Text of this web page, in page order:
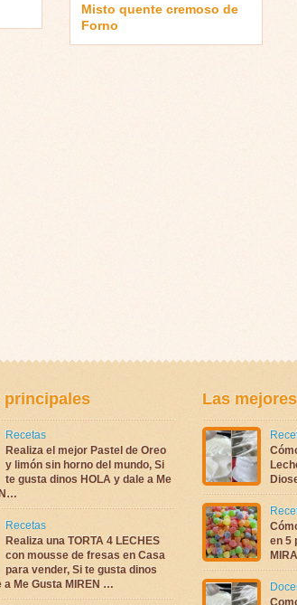
Misto quente cremoso de
Forno
principales
Recetas
Realiza el mejor Pastel de Oreo
y limón sin horno del mundo, Si
te gusta dinos HOLA y dale a Me
Recetas
Realiza una TORTA 4 LECHES
con mousse de fresas en Casa
para vender, Si te gusta dinos
a Me Gusta MIREN …
Las mejores
en 5